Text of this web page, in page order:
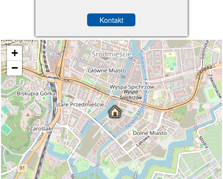
Kontakt
+
−